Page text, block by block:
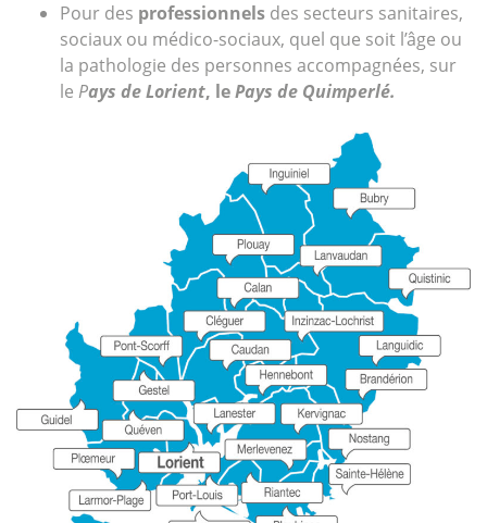
Pour des professionnels des secteurs sanitaires,
sociaux ou médico-sociaux, quel que soit l’âge ou
la pathologie des personnes accompagnées, sur
le Pays de Lorient, lePays de Quimperlé.